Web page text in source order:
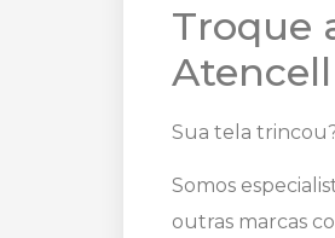
Troque
Atencell
Sua tela
Somos
outras marcas